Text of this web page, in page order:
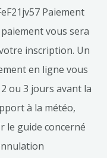
Paiement
vous sera
inscription. Un
en ligne vous
ou 3 jours avant la
à la météo,
le guide concerné